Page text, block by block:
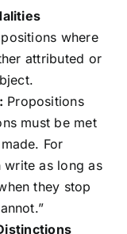
where
attributed or
Propositions
must be met
For
write as long as
they stop